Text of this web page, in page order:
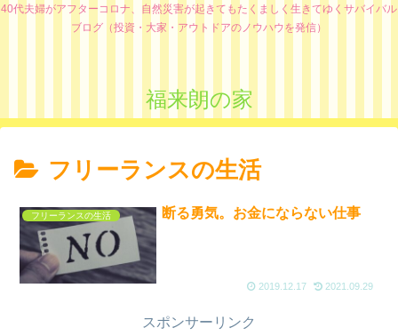
40代夫婦がアフターコロナ、自然災害が起きてもたくましく生きてゆくサバイバル
ブログ（投資・大家・アウトドアのノウハウを発信）
福来朗の家
フリーランスの生活
フリーランスの生活 断る勇気。お金にならない仕事
2019.12.17 2021.09.29
スポンサーリンク